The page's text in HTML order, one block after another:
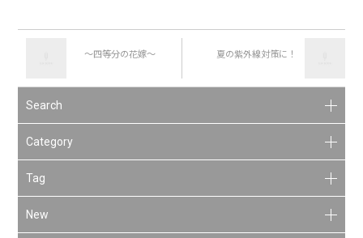
～四等分の花嫁～ 夏の紫外線対策に！
Search
Category
Tag
New